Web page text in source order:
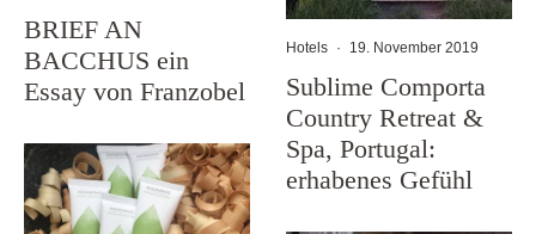
BRIEF AN
BACCHUS ein
Essay von Franzobel
Hotels · 19. November 2019
Sublime Comporta
Country Retreat &
Spa, Portugal:
erhabenes Gefühl